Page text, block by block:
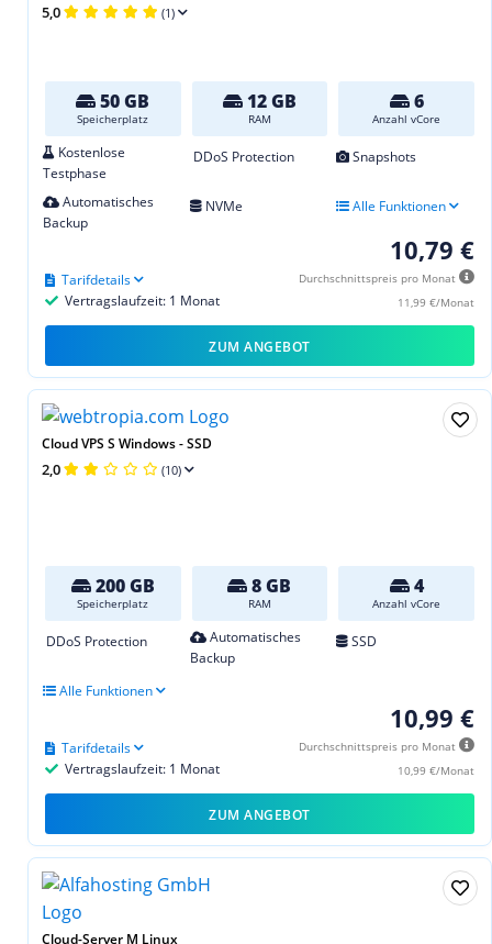
5,0 (1)
50 GB
Speicherplatz
12 GB
RAM
6
Anzahl vCore
Kostenlose
Testphase
DDoS Protection Snapshots
Automatisches
Backup
NVMe Alle Funktionen
10,79 €
Durchschnittspreis pro Monat
11,99 €/Monat
Vertragslaufzeit: 1 Monat
Tarifdetails
ZUM ANGEBOT
Cloud VPS S Windows - SSD
2,0 (10)
200 GB
Speicherplatz
8 GB
RAM
4
Anzahl vCore
DDoS Protection
Automatisches
Backup
SSD
Alle Funktionen
10,99 €
Durchschnittspreis pro Monat
10,99 €/Monat
Vertragslaufzeit: 1 Monat
Tarifdetails
ZUM ANGEBOT
Cloud-Server M Linux